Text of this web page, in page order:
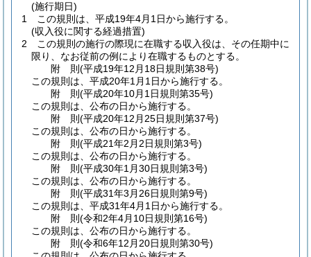
(施行期日)
1
この規則は、平成19年4月1日から施行する。
(収入役に関する経過措置)
2
この規則の施行の際現に在職する収入役は、その任期中に
限り、なお従前の例により在職するものとする。
附 則(平成19年12月18日規則第38号)
この規則は、平成20年1月1日から施行する。
附 則(平成20年10月1日規則第35号)
この規則は、公布の日から施行する。
附 則(平成20年12月25日規則第37号)
この規則は、公布の日から施行する。
附 則(平成21年2月2日規則第3号)
この規則は、公布の日から施行する。
附 則(平成30年1月30日規則第3号)
この規則は、公布の日から施行する。
附 則(平成31年3月26日規則第9号)
この規則は、平成31年4月1日から施行する。
附 則(令和2年4月10日規則第16号)
この規則は、公布の日から施行する。
附 則(令和6年12月20日規則第30号)